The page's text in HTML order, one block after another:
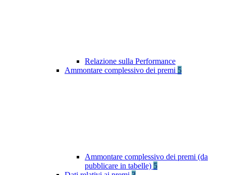
Relazione sulla Performance
Ammontare complessivo dei premi 5
Ammontare complessivo dei premi (da
pubblicare in tabelle) 5